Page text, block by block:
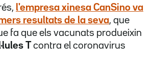
l'empresa xinesa CanSino va
resultats de la seva, que
fa que els vacunats produeixin
T contra el coronavirus